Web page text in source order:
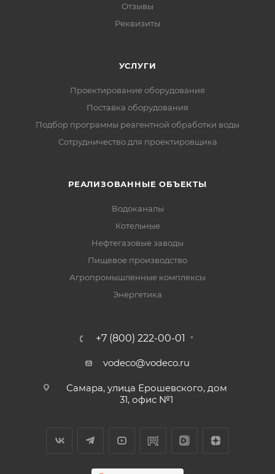
Отзывы
Реквизиты
УСЛУГИ
Проектирование оборудования
Поставка оборудования
Подбор программы реагентной обработки воды
Сотрудничество для проектировщика
РЕАЛИЗОВАННЫЕ ОБЪЕКТЫ
Водоканалы
Котельные
Нефтегазовые заводы
Пищевое производство
Агропромышленные комплексы
Энергетика
+7 (800) 222-00-01
vodeco@vodeco.ru
Самара, улица Ерошевского, дом
31, офис №1